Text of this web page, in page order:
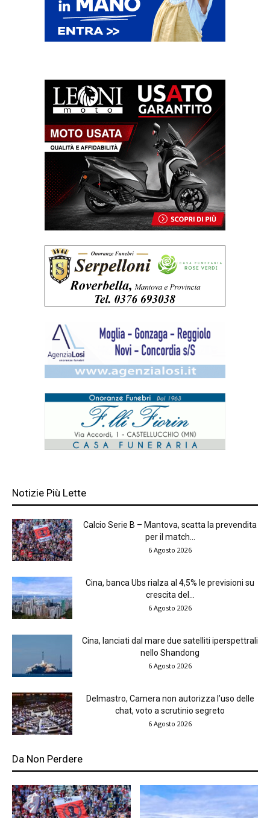
Notizie Più Lette
Calcio Serie B – Mantova, scatta la prevendita
per il match...
6 Agosto 2026
Cina, banca Ubs rialza al 4,5% le previsioni su
crescita del...
6 Agosto 2026
Cina, lanciati dal mare due satelliti iperspettrali
nello Shandong
6 Agosto 2026
Delmastro, Camera non autorizza l’uso delle
chat, voto a scrutinio segreto
6 Agosto 2026
Da Non Perdere